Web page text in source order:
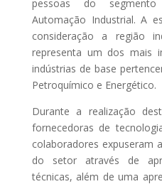
pessoas do
Automação Industrial. A
consideração a região
representa um dos mais
indústrias de base
Petroquímico e Energético.
Durante a realização
fornecedoras de
colaboradores expuseram
do setor através de
técnicas, além de uma